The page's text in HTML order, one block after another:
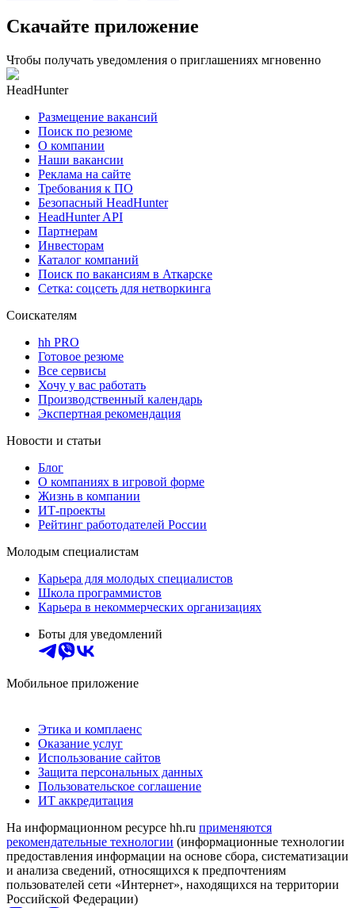
Скачайте приложение
Чтобы получать уведомления о приглашениях мгновенно
HeadHunter
Размещение вакансий
Поиск по резюме
О компании
Наши вакансии
Реклама на сайте
Требования к ПО
Безопасный HeadHunter
HeadHunter API
Партнерам
Инвесторам
Каталог компаний
Поиск по вакансиям в Аткарске
Сетка: соцсеть для нетворкинга
Соискателям
hh PRO
Готовое резюме
Все сервисы
Хочу у вас работать
Производственный календарь
Экспертная рекомендация
Новости и статьи
Блог
О компаниях в игровой форме
Жизнь в компании
ИТ-проекты
Рейтинг работодателей России
Молодым специалистам
Карьера для молодых специалистов
Школа программистов
Карьера в некоммерческих организациях
Боты для уведомлений
Мобильное приложение
Этика и комплаенс
Оказание услуг
Использование сайтов
Защита персональных данных
Пользовательское соглашение
ИТ аккредитация
На информационном ресурсе hh.ru применяются
рекомендательные технологии (информационные технологии
предоставления информации на основе сбора, систематизации
и анализа сведений, относящихся к предпочтениям
пользователей сети «Интернет», находящихся на территории
Российской Федерации)